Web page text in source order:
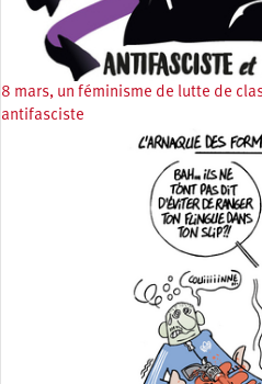
8 mars, un féminisme de lutte de
antifasciste